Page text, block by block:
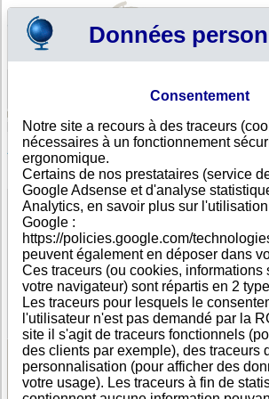
Votre panier est
Autriche > Toutes villes > Wien
Avantgarde GmbH, Wien
FICHE ENTREPRISE
Dénomination Avantgarde GmbH
Adresse
Wehlistraße 35-43/1/19
Ville
Wien- 1200
Pays
Autriche
Type
d'adresse
Adresse unique
Téléphone
+43 06---------
DUNS®
Number
30-------
Voir les informations
Données
Consentement
Notre site a recours à des traceurs
nécessaires à un fonctionnement
ergonomique.
Certains de nos prestataires (service
Google Adsense et d'analyse
Analytics, en savoir plus sur
Google :
https://policies.google.com/
peuvent également en déposer dans
Ces traceurs (ou cookies, informations
votre navigateur) sont répartis en 2
Les traceurs pour lesquels le
l'utilisateur n'est pas demandé par la
site il s'agit de traceurs fonctionnels
des clients par exemple), des traceurs
personnalisation (pour afficher des
votre usage). Les traceurs à fin de